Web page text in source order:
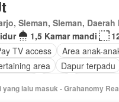
1,5 Kamar mandi
TV access
Area anak-
area
Dapur terpadu
Taman Tangki air
yang lalu masuk - Grahanomy